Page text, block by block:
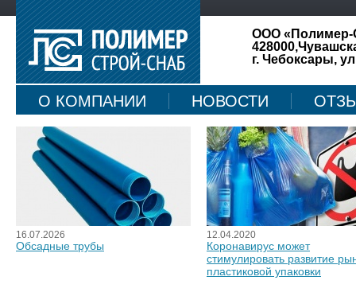
ООО «Полимер-
г. Чебоксары,
О КОМПАНИИ НОВОСТИ
КАРТА САЙТА
16.07.2026
Обсадные трубы
12.04.2020
Коронавирус может
стимулировать развитие
пластиковой упаковки